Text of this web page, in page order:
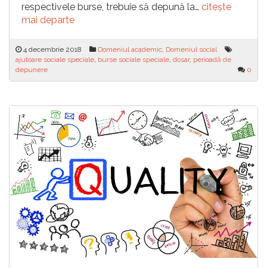
respectivele burse, trebuie să depună la… citește
mai departe
4 decembrie 2018 Domeniul academic, Domeniul social
ajutoare sociale speciale, burse sociale speciale, dosar, perioadă de
depunere
0